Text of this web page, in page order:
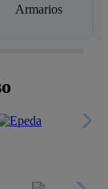
Armarios